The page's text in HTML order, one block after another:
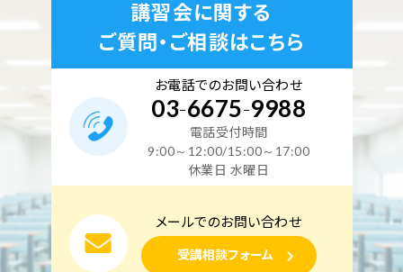
記）対策 9月19日・20日開催（YouTubeライブ配信
オンライン講座 複線図特訓コース
2026年9月21日（月）
東京校【下期】配線図・複線図特訓コース 9月21日
開催（YouTubeライブ配信同時開催）
講習会に関する
ご質問・ご相談はこちら
お電話でのお問い合わせ
03-6675-9988
電話受付時間
9:00～12:00/15:00～17:00
休業日 水曜日
メールでのお問い合わせ
受講相談フォーム